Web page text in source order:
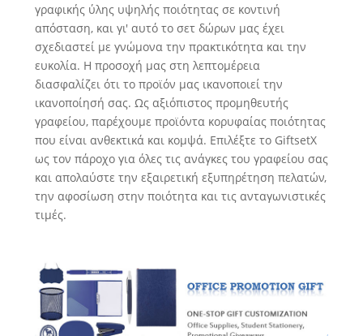
γραφικής ύλης υψηλής ποιότητας σε κοντινή
απόσταση, και γι' αυτό το σετ δώρων μας έχει
σχεδιαστεί με γνώμονα την πρακτικότητα και την
ευκολία. Η προσοχή μας στη λεπτομέρεια
διασφαλίζει ότι το προϊόν μας ικανοποιεί την
ικανοποίησή σας. Ως αξιόπιστος προμηθευτής
γραφείου, παρέχουμε προϊόντα κορυφαίας ποιότητας
που είναι ανθεκτικά και κομψά. Επιλέξτε το GiftsetX
ως τον πάροχο για όλες τις ανάγκες του γραφείου σας
και απολαύστε την εξαιρετική εξυπηρέτηση πελατών,
την αφοσίωση στην ποιότητα και τις ανταγωνιστικές
τιμές.